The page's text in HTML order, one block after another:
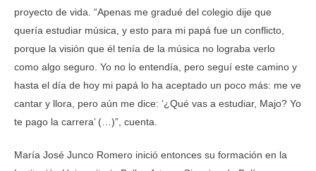
proyecto de vida. “Apenas me gradué del colegio dije que
quería estudiar música, y esto para mi papá fue un conflicto,
porque la visión que él tenía de la música no lograba verlo
como algo seguro. Yo no lo entendía, pero seguí este camino y
hasta el día de hoy mi papá lo ha aceptado un poco más: me ve
cantar y llora, pero aún me dice: ‘¿Qué vas a estudiar, Majo? Yo
te pago la carrera’ (…)”, cuenta.
María José Junco Romero inició entonces su formación en la